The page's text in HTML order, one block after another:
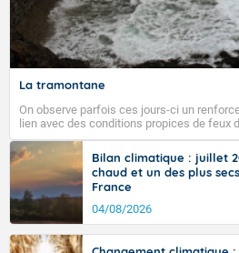
Fermer
La tramontane
On observe parfois ces jours-ci un
lien avec des conditions propices de feux
tramontane ? Quelles sont ses
vent turbulent soufflant de secteur nord-
ouest, dans un secteur qui part du
l’ouest de l’Hérault. L’étymologie de ce
signifiant au-delà des monts, en allusion
d’où provient ce vent.
Bilan climatique : juillet
chaud et un des plus
France
04/08/2026